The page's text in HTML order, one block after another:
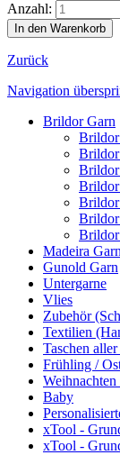
Anzahl:
Zurück
Navigation
Brildor Garn
Brildor
Brildor
Brildor
Madeira
Gunold Garn
Untergarne
Vlies
Zubehör
Textilien
Taschen
Frühling /
Baby
xTool -
xTool -